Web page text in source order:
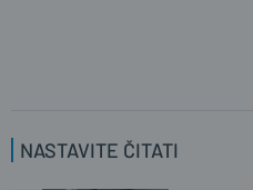
NASTAVITE ČITATI